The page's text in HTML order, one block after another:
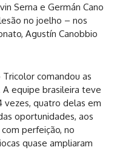
Serna e Germán Cano
no joelho – nos
Agustín Canobbio
comandou as
equipe brasileira teve
vezes, quatro delas em
oportunidades, aos
perfeição, no
quase ampliaram